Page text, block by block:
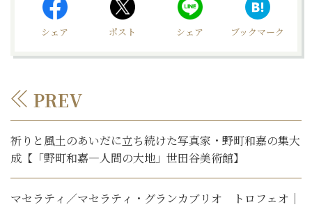
シェア ポスト シェア ブックマーク
祈りと風土のあいだに立ち続けた写真家・野町和嘉の集大
成【「野町和嘉―人間の大地」世田谷美術館】
PREV
マセラティ／マセラティ・グランカブリオ トロフェオ｜